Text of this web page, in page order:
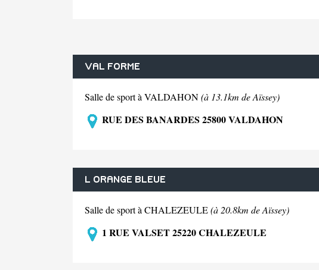
VAL FORME
Salle de sport à VALDAHON(à 13.1km de Aïssey)
RUE DES BANARDES 25800 VALDAHON
L ORANGE BLEUE
Salle de sport à CHALEZEULE(à 20.8km de Aïssey)
1 RUE VALSET 25220 CHALEZEULE